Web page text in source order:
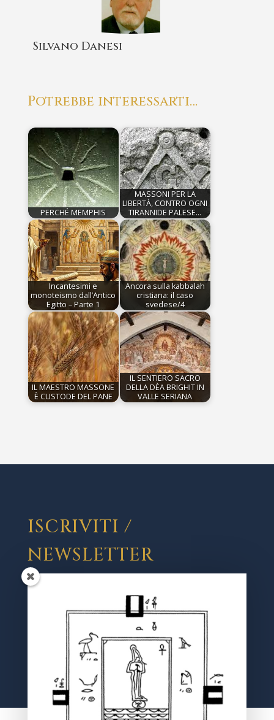
Silvano Danesi
Potrebbe interessarti…
PERCHÉ MEMPHIS
MASSONI PER LA
LIBERTÀ, CONTRO OGNI
TIRANNIDE PALESE…
Incantesimi e
monoteismo dall’Antico
Egitto – Parte 1
Ancora sulla kabbalah
cristiana: il caso
svedese/4
IL MAESTRO MASSONE
È CUSTODE DEL PANE
IL SENTIERO SACRO
DELLA DÈA BRIGHIT IN
VALLE SERIANA
ISCRIVITI /
NEWSLETTER
Registrati